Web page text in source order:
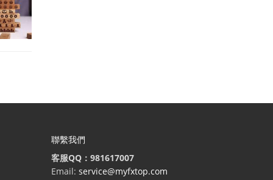
聯繫我們
客服QQ：981617007
Email: service@myfxtop.com